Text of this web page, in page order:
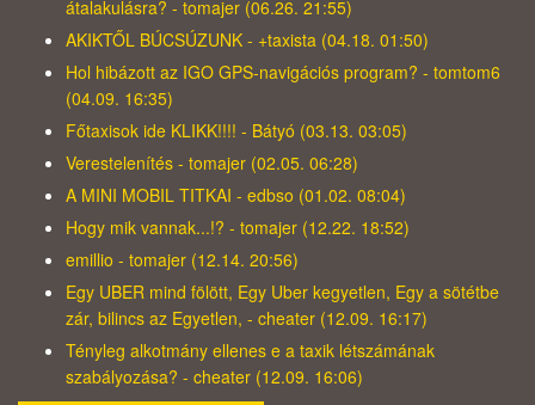
átalakulásra? - tomajer (06.26. 21:55)
AKIKTŐL BÚCSÚZUNK - +taxista (04.18. 01:50)
Hol hibázott az IGO GPS-navigációs program? - tomtom6
(04.09. 16:35)
Főtaxisok ide KLIKK!!!! - Bátyó (03.13. 03:05)
Verestelenítés - tomajer (02.05. 06:28)
A MINI MOBIL TITKAI - edbso (01.02. 08:04)
Hogy mik vannak...!? - tomajer (12.22. 18:52)
emillio - tomajer (12.14. 20:56)
Egy UBER mind fölött, Egy Uber kegyetlen, Egy a sötétbe
zár, bilincs az Egyetlen, - cheater (12.09. 16:17)
Tényleg alkotmány ellenes e a taxik létszámának
szabályozása? - cheater (12.09. 16:06)